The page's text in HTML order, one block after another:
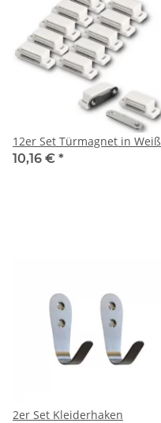
12er Set Türmagnet in Weiß
10,16 € *
2er Set Kleiderhaken